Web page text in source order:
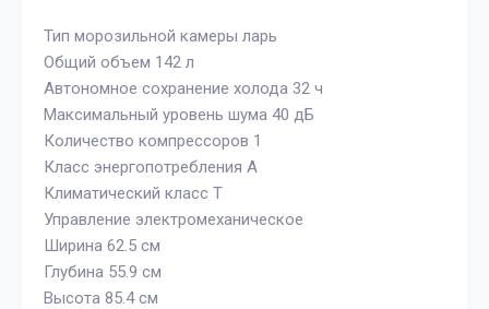
Тип морозильной камеры ларь
Общий объем 142 л
Автономное сохранение холода 32 ч
Максимальный уровень шума 40 дБ
Количество компрессоров 1
Класс энергопотребления A
Климатический класс T
Управление электромеханическое
Ширина 62.5 см
Глубина 55.9 см
Высота 85.4 см